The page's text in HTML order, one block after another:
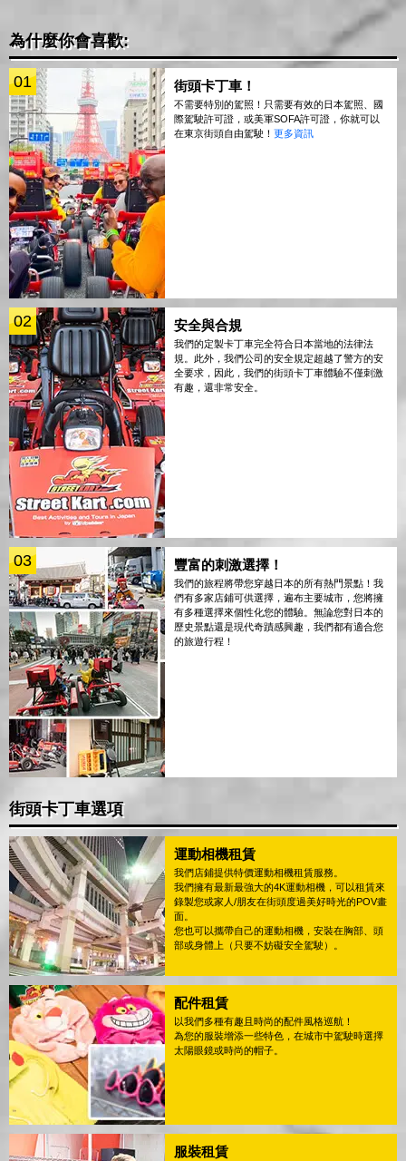
為什麼你會喜歡:
01 街頭卡丁車！
不需要特別的駕照！只需要有效的日本駕照、國
際駕駛許可證，或美軍SOFA許可證，你就可以
在東京街頭自由駕駛！ 更多資訊
02 安全與合規
我們的定製卡丁車完全符合日本當地的法律法
規。此外，我們公司的安全規定超越了警方的安
全要求，因此，我們的街頭卡丁車體驗不僅刺激
有趣，還非常安全。
03 豐富的刺激選擇！
我們的旅程將帶您穿越日本的所有熱門景點！我
們有多家店鋪可供選擇，遍布主要城市，您將擁
有多種選擇來個性化您的體驗。無論您對日本的
歷史景點還是現代奇蹟感興趣，我們都有適合您
的旅遊行程！
街頭卡丁車選項
運動相機租賃
我們店鋪提供特價運動相機租賃服務。
我們擁有最新最強大的4K運動相機，可以租賃來
錄製您或家人/朋友在街頭度過美好時光的POV畫
面。
您也可以攜帶自己的運動相機，安裝在胸部、頭
部或身體上（只要不妨礙安全駕駛）。
配件租賃
以我們多種有趣且時尚的配件風格巡航！
為您的服裝增添一些特色，在城市中駕駛時選擇
太陽眼鏡或時尚的帽子。
服裝租賃